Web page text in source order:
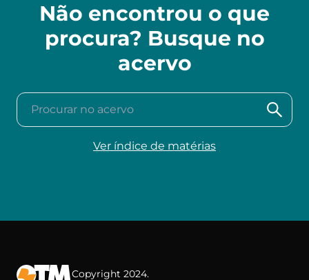
Não encontrou o que
procura? Busque no
acervo
Procurar no acervo
Ver índice de matérias
Copyright 2024.